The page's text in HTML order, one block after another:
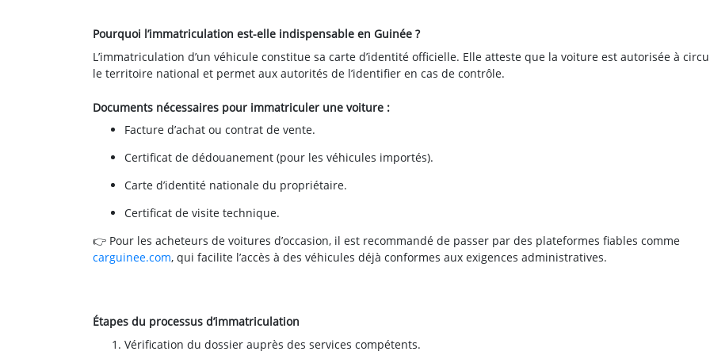
Pourquoi l’immatriculation est-elle indispensable en Guinée ?
L’immatriculation d’un véhicule constitue sa carte d’identité officielle. Elle atteste que la voiture est autorisée à
le territoire national et permet aux autorités de l’identifier en cas de contrôle.
Documents nécessaires pour immatriculer une voiture :
Facture d’achat ou contrat de vente.
Certificat de dédouanement (pour les véhicules importés).
Carte d’identité nationale du propriétaire.
Certificat de visite technique.
👉 Pour les acheteurs de voitures d’occasion, il est recommandé de passer par des plateformes fiables comme
carguinee.com, qui facilite l’accès à des véhicules déjà conformes aux exigences administratives.
Étapes du processus d’immatriculation
Vérification du dossier auprès des services compétents.